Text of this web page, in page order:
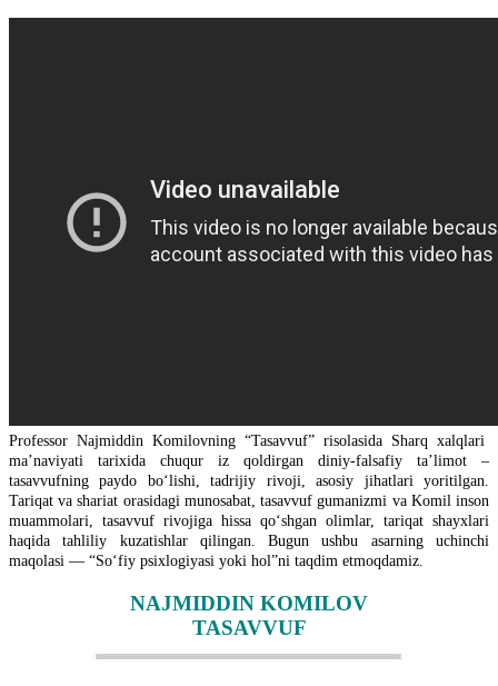
Professor Najmiddin Komilovning “Tasavvuf” risolasida Sharq xalqlari
maʼnaviyati tarixida chuqur iz qoldirgan diniy-falsafiy taʼlimot –
tasavvufning paydo boʻlishi, tadrijiy rivoji, asosiy jihatlari yoritilgan.
Tariqat va shariat orasidagi munosabat, tasavvuf gumanizmi va Komil inson
muammolari, tasavvuf rivojiga hissa qoʻshgan olimlar, tariqat shayxlari
haqida tahliliy kuzatishlar qilingan. Bugun ushbu asarning uchinchi
maqolasi — “Soʻfiy psixlogiyasi yoki hol”ni taqdim etmoqdamiz.
NAJMIDDIN KOMILOV
TASAVVUF